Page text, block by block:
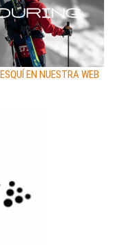
EN NUESTRA WEB